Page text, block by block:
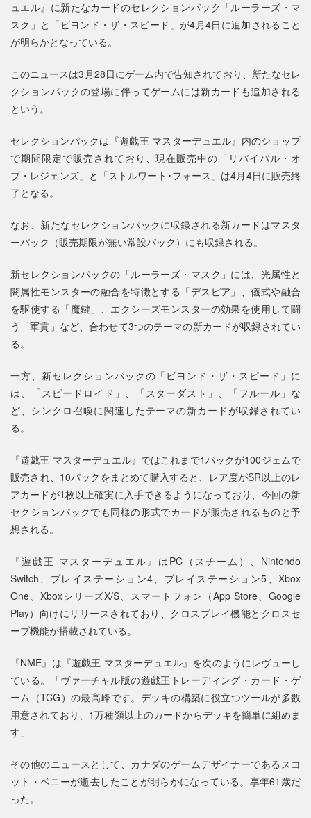
ュエル』に新たなカードのセレクションパック「ルーラーズ・マ
スク」と「ビヨンド・ザ・スピード」が4月4日に追加されること
が明らかとなっている。
このニュースは3月28日にゲーム内で告知されており、新たなセレ
クションパックの登場に伴ってゲームには新カードも追加される
という。
セレクションパックは『遊戯王 マスターデュエル』内のショップ
で期間限定で販売されており、現在販売中の「リバイバル・オ
ブ・レジェンズ」と「ストルワート･フォース」は4月4日に販売終
了となる。
なお、新たなセレクションパックに収録される新カードはマスタ
ーパック（販売期限が無い常設パック）にも収録される。
新セレクションパックの「ルーラーズ・マスク」には、光属性と
闇属性モンスターの融合を特徴とする「デスピア」、儀式や融合
を駆使する「魔鍵」、エクシーズモンスターの効果を使用して闘
う「軍貫」など、合わせて3つのテーマの新カードが収録されてい
る。
一方、新セレクションパックの「ビヨンド・ザ・スピード」に
は、「スピードロイド」、「スターダスト」、「フルール」な
ど、シンクロ召喚に関連したテーマの新カードが収録されてい
る。
『遊戯王 マスターデュエル』ではこれまで1パックが100ジェムで
販売され、10パックをまとめて購入すると、レア度がSR以上のレ
アカードが1枚以上確実に入手できるようになっており、今回の新
セクションパックでも同様の形式でカードが販売されるものと予
想される。
『遊戯王 マスターデュエル』はPC（スチーム）、Nintendo
Switch、プレイステーション4、プレイステーション5、Xbox
One、XboxシリーズX/S、スマートフォン（App Store、Google
Play）向けにリリースされており、クロスプレイ機能とクロスセ
ーブ機能が搭載されている。
『NME』は『遊戯王 マスターデュエル』を次のようにレヴューし
ている。「ヴァーチャル版の遊戯王トレーディング・カード・ゲ
ーム（TCG）の最高峰です。デッキの構築に役立つツールが多数
用意されており、1万種類以上のカードからデッキを簡単に組めま
す」
その他のニュースとして、カナダのゲームデザイナーであるスコ
ット・ベニーが逝去したことが明らかになっている。享年61歳だ
った。